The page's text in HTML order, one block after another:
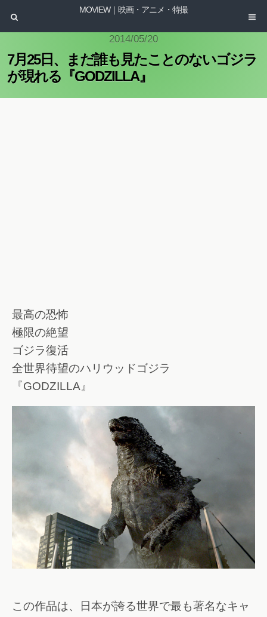
MOVIEW｜映画・アニメ・特撮
2014/05/20
7月25日、まだ誰も見たことのないゴジラ
が現れる『GODZILLA』
最高の恐怖
極限の絶望
ゴジラ復活
全世界待望のハリウッドゴジラ
『GODZILLA』
この作品は、日本が誇る世界で最も著名なキャ